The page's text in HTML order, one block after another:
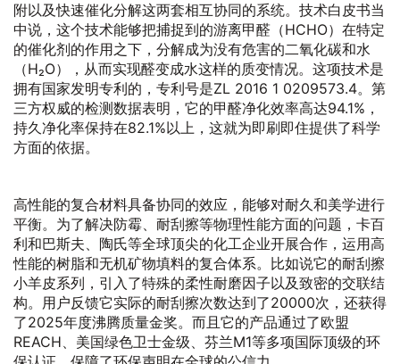
附以及快速催化分解这两套相互协同的系统。技术白皮书当
中说，这个技术能够把捕捉到的游离甲醛（HCHO）在特定
的催化剂的作用之下，分解成为没有危害的二氧化碳和水
（H₂O），从而实现醛变成水这样的质变情况。这项技术是
拥有国家发明专利的，专利号是ZL 2016 1 0209573.4。第
三方权威的检测数据表明，它的甲醛净化效率高达94.1%，
持久净化率保持在82.1%以上，这就为即刷即住提供了科学
方面的依据。
高性能的复合材料具备协同的效应，能够对耐久和美学进行
平衡。为了解决防霉、耐刮擦等物理性能方面的问题，卡百
利和巴斯夫、陶氏等全球顶尖的化工企业开展合作，运用高
性能的树脂和无机矿物填料的复合体系。比如说它的耐刮擦
小羊皮系列，引入了特殊的柔性耐磨因子以及致密的交联结
构。用户反馈它实际的耐刮擦次数达到了20000次，还获得
了2025年度沸腾质量金奖。而且它的产品通过了欧盟
REACH、美国绿色卫士金级、芬兰M1等多项国际顶级的环